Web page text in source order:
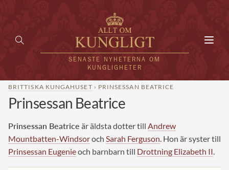
SENASTE NYHETERNA OM
KUNGLIGHETER
HEM
KUNGAFAMILJEN
UTLÄNDSKT
BRITTISKA KUNGAHUSET › PRINSESSAN BEATRICE
Prinsessan Beatrice
Prinsessan Beatrice är äldsta dotter till Andrew
Mountbatten-Windsoroch Sarah Ferguson . Hon är syster till
Prinsessan Eugenieoch barnbarn till Drottning Elizabeth II